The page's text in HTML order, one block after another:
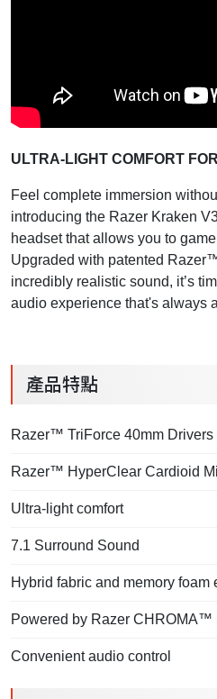
ULTRA-LIGHT COMFORT
Feel complete immersion
introducing the Razer Kraken
headset that allows you to
Upgraded with patented
incredibly realistic sound, it’s
audio experience that's always
產品特點
Razer™ TriForce 40mm Drivers
Razer™ HyperClear Cardioid
Ultra-light comfort
7.1 Surround Sound
Hybrid fabric and memory foam
Powered by Razer CHROMA™
Convenient audio control